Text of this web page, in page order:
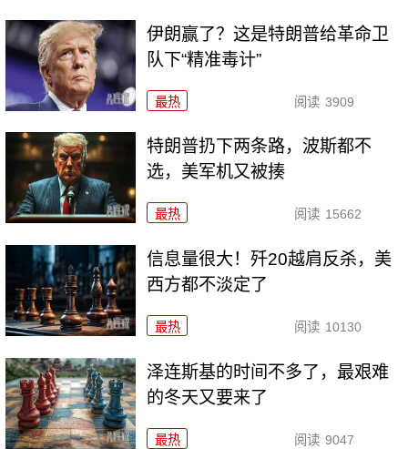
伊朗赢了？这是特朗普给革命卫
队下“精准毒计”
最热 阅读 3909
特朗普扔下两条路，波斯都不
选，美军机又被揍
最热 阅读 15662
信息量很大！歼20越肩反杀，美
西方都不淡定了
最热 阅读 10130
泽连斯基的时间不多了，最艰难
的冬天又要来了
最热 阅读 9047